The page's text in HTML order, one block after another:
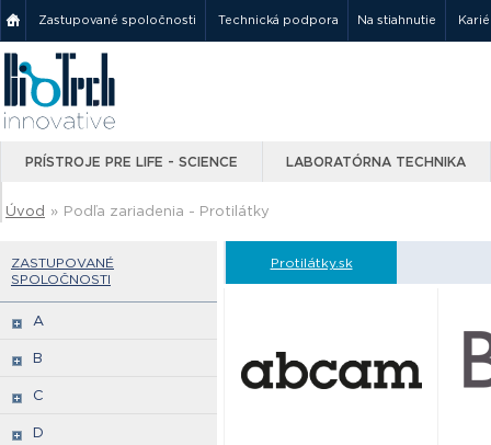
Zastupované spoločnosti Technická podpora Na stiahnutie
PRÍSTROJE PRE LIFE - SCIENCE LABORATÓRNA TECHNIKA
Úvod » Podľa zariadenia - Protilátky
ZASTUPOVANÉ
SPOLOČNOSTI
A
B
C
D
Protilátky.sk